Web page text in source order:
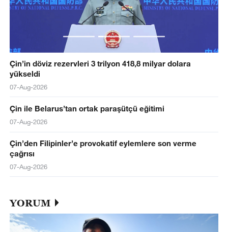
Çin’in döviz rezervleri 3 trilyon 418,8 milyar dolara
yükseldi
07-Aug-2026
Çin ile Belarus’tan ortak paraşütçü eğitimi
07-Aug-2026
Çin’den Filipinler’e provokatif eylemlere son verme
çağrısı
07-Aug-2026
YORUM